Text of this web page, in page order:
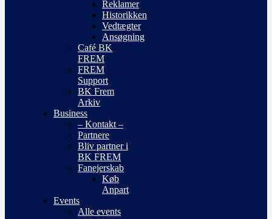
Reklamer
Historikken
Vedtægter
Ansøgning
Café BK
FREM
FREM
Support
BK Frem
Arkiv
Business
– Kontakt –
Partnere
Bliv partner i
BK FREM
Fanejerskab
Køb
Anpart
Events
Alle events